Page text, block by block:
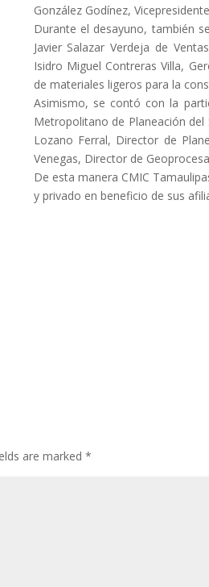
González Godínez,
Durante el desayuno, también
Javier Salazar Verdeja de
Isidro Miguel Contreras Villa,
de materiales ligeros para la
Asimismo, se contó con la
Metropolitano de Planeación
Lozano Ferral, Director de
Venegas, Director de
De esta manera CMIC
y privado en beneficio de sus
are marked*